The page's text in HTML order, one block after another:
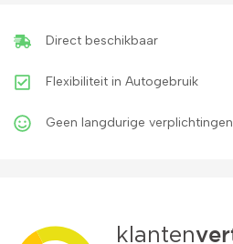
Direct beschikbaar
Flexibiliteit in Autogebruik
Geen langdurige verplichtingen